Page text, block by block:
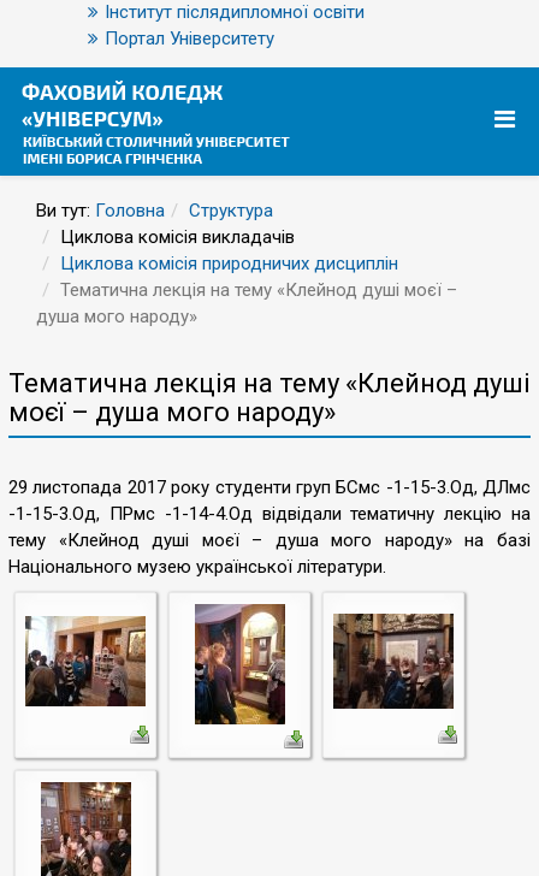
Інститут післядипломної освіти
Портал Університету
Ви тут: Головна
Структура
Циклова комісія викладачів
Циклова комісія природничих дисциплін
Тематична лекція на тему «Клейнод душі моєї –
душа мого народу»
Тематична лекція на тему «Клейнод душі
моєї – душа мого народу»
29 листопада 2017 року студенти груп БСмс -1-15-3.Од, ДЛмс
-1-15-3.Од, ПРмс -1-14-4.Од відвідали тематичну лекцію на
тему «Клейнод душі моєї – душа мого народу» на базі
Національного музею української літератури.
2017
року
студенти
БСмс
-1-
15-
3.Од,
ДЛмс
-1-
15-
3.Од,
14-
4.Од
відвідали
тематичну